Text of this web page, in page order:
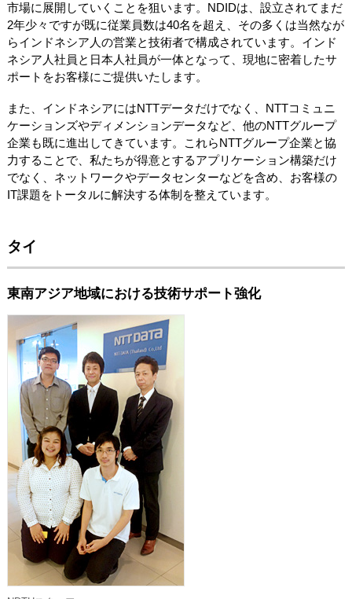
市場に展開していくことを狙います。NDIDは、設立されてまだ
2年少々ですが既に従業員数は40名を超え、その多くは当然なが
らインドネシア人の営業と技術者で構成されています。インド
ネシア人社員と日本人社員が一体となって、現地に密着したサ
ポートをお客様にご提供いたします。
また、インドネシアにはNTTデータだけでなく、NTTコミュニ
ケーションズやディメンションデータなど、他のNTTグループ
企業も既に進出してきています。これらNTTグループ企業と協
力することで、私たちが得意とするアプリケーション構築だけ
でなく、ネットワークやデータセンターなどを含め、お客様の
IT課題をトータルに解決する体制を整えています。
タイ
東南アジア地域における技術サポート強化